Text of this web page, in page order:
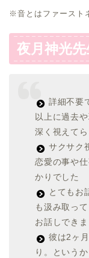
※音とはファースト
夜月神光
詳細不要
以上に過去
深く視えて
サクサク
恋愛の事や
かりでした
とてもお
も汲み取っ
お話しできま
彼は2ヶ
り。という